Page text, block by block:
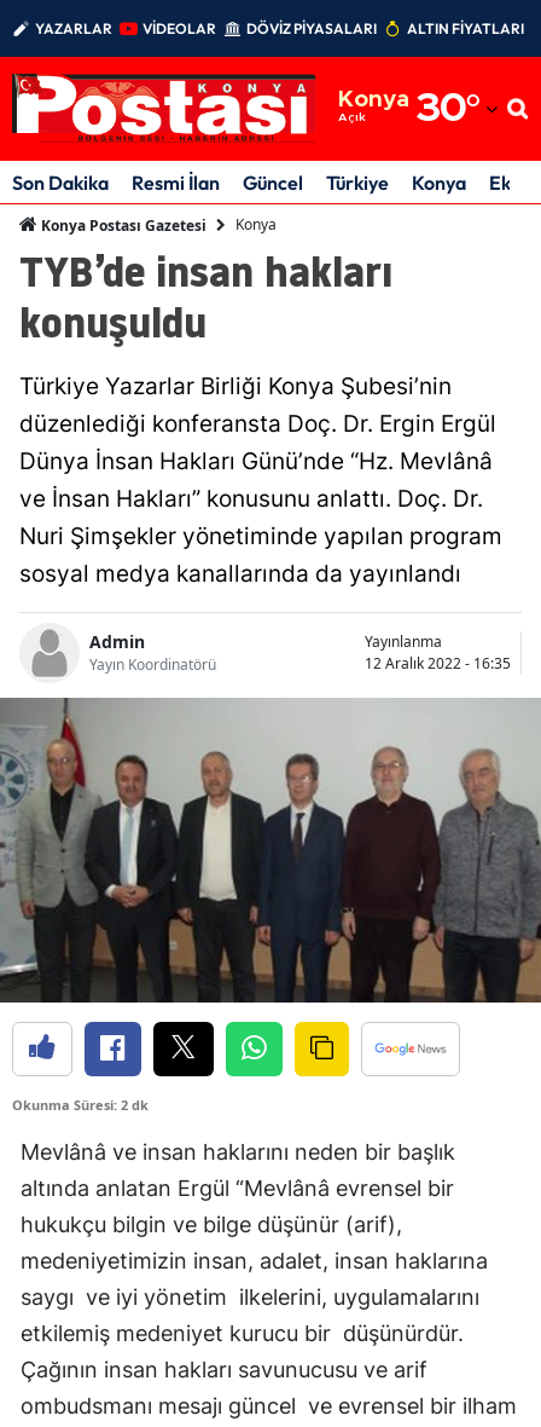
YAZARLAR VİDEOLAR DÖVİZ PİYASALARI ALTIN FİYATLARI
Konya
Açık 30°
Adıyaman
Afyonkarahisar
Amasya
Artvin
Aydın
Bilecik
Bingöl
Bitlis
Burdur
Bursa
Çankırı
Çorum
Diyarbakır
Elazığ
Erzincan
Erzurum
Eskişehir
Gaziantep
Giresun
Son Dakika Resmi İlan Güncel Türkiye Konya
Konya Postası Gazetesi Konya
TYB’de insan hakları
konuşuldu
Türkiye Yazarlar Birliği Konya Şubesi’nin
düzenlediği konferansta Doç. Dr. Ergin Ergül
Dünya İnsan Hakları Günü’nde “Hz. Mevlânâ
ve İnsan Hakları” konusunu anlattı. Doç. Dr.
Nuri Şimşekler yönetiminde yapılan program
sosyal medya kanallarında da yayınlandı
Admin
Yayın Koordinatörü
Yayınlanma
12 Aralık 2022 - 16:35
Okunma Süresi: 2 dk
Mevlânâ ve insan haklarını neden bir başlık
altında anlatan Ergül “Mevlânâ evrensel bir
hukukçu bilgin ve bilge düşünür (arif),
medeniyetimizin insan, adalet, insan haklarına
saygı ve iyi yönetim ilkelerini, uygulamalarını
etkilemiş medeniyet kurucu bir düşünürdür.
Çağının insan hakları savunucusu ve arif
ombudsmanı mesajı güncel ve evrensel bir ilham